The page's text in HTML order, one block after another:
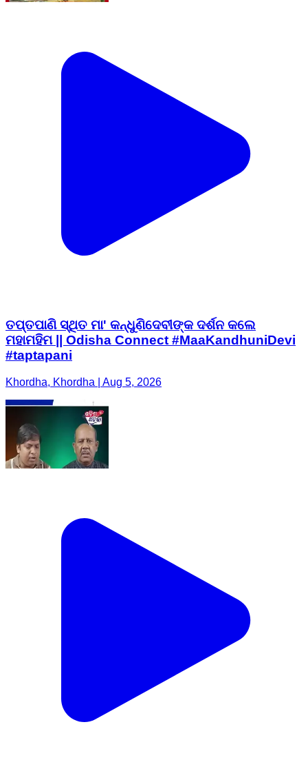
ତପ୍ତପାଣି ସ୍ଥିତ ମା' କନ୍ଧୁଣିଦେବୀଙ୍କ ଦର୍ଶନ କଲେ
ମହାମହିମ || Odisha Connect #MaaKandhuniDevi
#taptapani
Khordha, Khordha | Aug 5, 2026